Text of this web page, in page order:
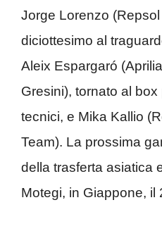
Jorge Lorenzo
diciottesimo al
Aleix Espargaró
Gresini), tornato al
tecnici, e Mika Kallio
Team). La prossima
della trasferta asiatica
Motegi, in Giappone, il